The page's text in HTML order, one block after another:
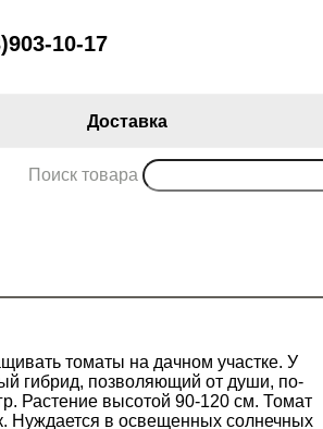
10-17
Доставка
Поиск товара
томаты на дачном участке. У
гибрид, позволяющий от души, по-
Растение высотой 90-120 см. Томат
Нуждается в освещенных солнечных